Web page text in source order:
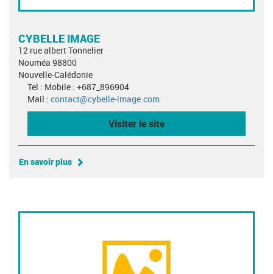
CYBELLE IMAGE
12 rue albert Tonnelier
Nouméa 98800
Nouvelle-Calédonie
Tel : Mobile : +687_896904
Mail : contact@cybelle-image.com
Visiter le site
En savoir plus